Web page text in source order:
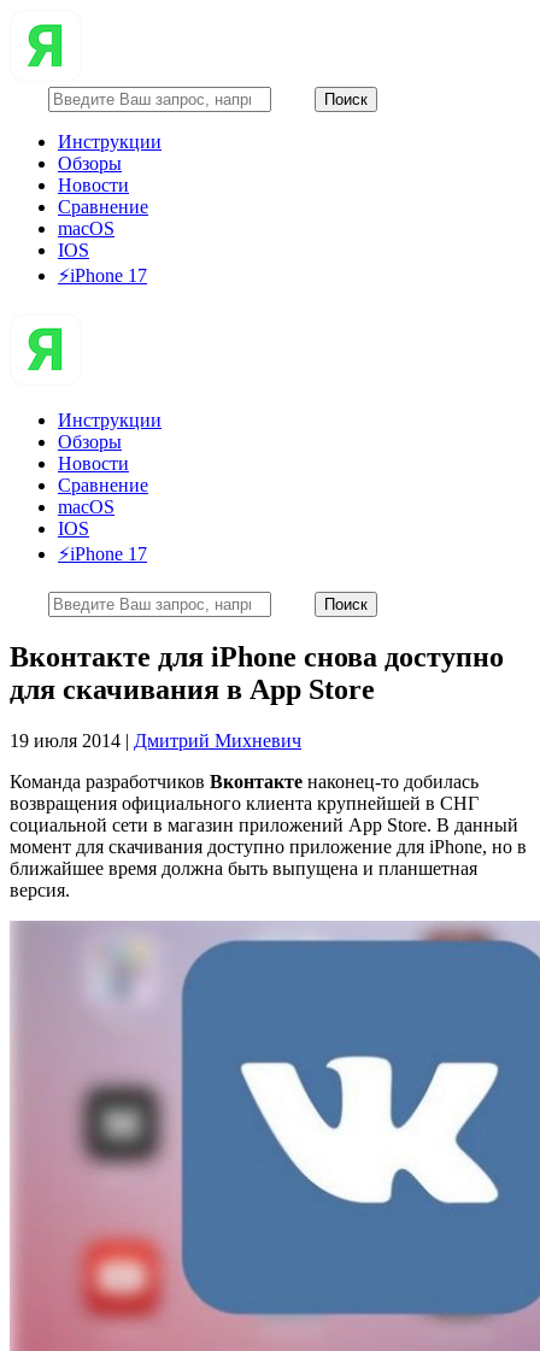
Инструкции
Обзоры
Новости
Сравнение
macOS
IOS
⚡️iPhone 17
Инструкции
Обзоры
Новости
Сравнение
macOS
IOS
⚡️iPhone 17
Вконтакте для iPhone снова доступно
для скачивания в App Store
19 июля 2014 | Дмитрий Михневич
Команда разработчиков Вконтакте наконец-то добилась
возвращения официального клиента крупнейшей в СНГ
социальной сети в магазин приложений App Store. В данный
момент для скачивания доступно приложение для iPhone, но в
ближайшее время должна быть выпущена и планшетная
версия.